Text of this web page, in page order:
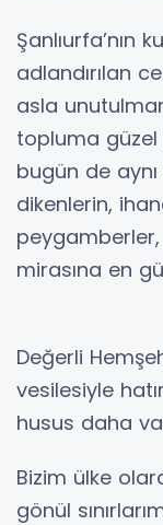
Şanlıurfa’nın
adlandırılan
asla
topluma
bugün de
dikenlerin,
mirasına en
Değerli
vesilesiyle
husus daha
Bizim ülke
gönül